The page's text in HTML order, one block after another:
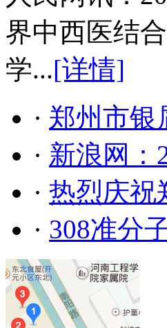
界中西医结
学...[详情]
· 郑州市银
· 新浪网：
· 热烈庆祝
· 308准分